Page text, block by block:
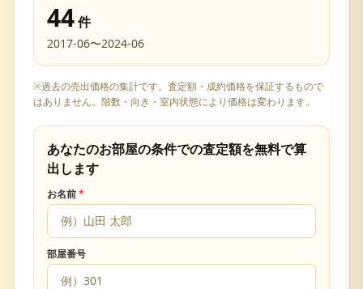
44件
2017-06〜2024-06
※過去の売出価格の集計です。査定額・成約価格を保証するもので
はありません。階数・向き・室内状態により価格は変わります。
あなたのお部屋の条件での査定額を無料で算
出します
お名前*
部屋番号